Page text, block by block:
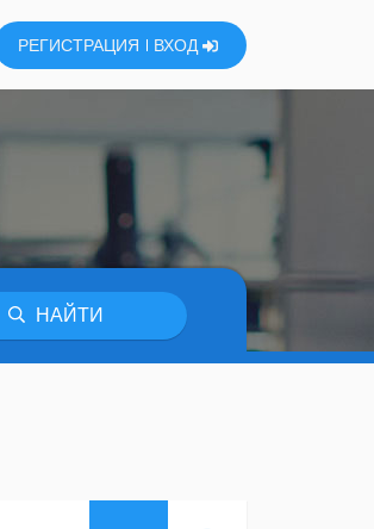
РЕГИСТРАЦИЯ ВХОД
НАЙТИ